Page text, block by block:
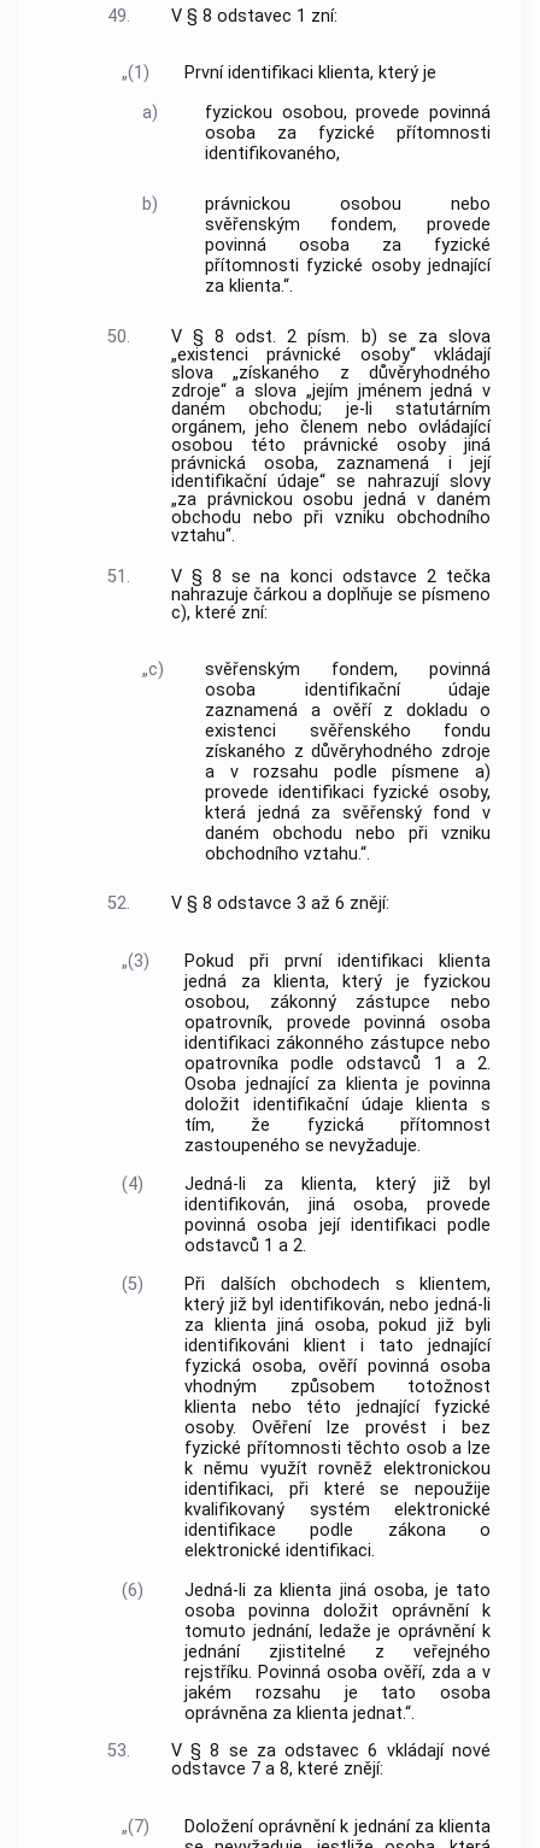
49.
V § 8 odstavec 1 zní:
„(1)
První identifikaci klienta, který je
a)
fyzickou osobou, provede povinná
osoba za fyzické přítomnosti
identifikovaného,
b)
právnickou osobou nebo
svěřenským fondem, provede
povinná osoba za fyzické
přítomnosti fyzické osoby jednající
za klienta.“.
50.
V § 8 odst. 2 písm. b) se za slova
„existenci právnické osoby“ vkládají
slova „získaného z důvěryhodného
zdroje“ a slova „jejím jménem jedná v
daném obchodu; je-li statutárním
orgánem, jeho členem nebo ovládající
osobou této právnické osoby jiná
právnická osoba, zaznamená i její
identifikační údaje“ se nahrazují slovy
„za právnickou osobu jedná v daném
obchodu nebo při vzniku obchodního
vztahu“.
51.
V § 8 se na konci odstavce 2 tečka
nahrazuje čárkou a doplňuje se písmeno
c), které zní:
„c)
svěřenským fondem, povinná
osoba identifikační údaje
zaznamená a ověří z dokladu o
existenci svěřenského fondu
získaného z důvěryhodného zdroje
a v rozsahu podle písmene a)
provede identifikaci fyzické osoby,
která jedná za svěřenský fond v
daném obchodu nebo při vzniku
obchodního vztahu.“.
52. V § 8 odstavce 3 až 6 znějí:
„(3)
Pokud při první identifikaci klienta
jedná za klienta, který je fyzickou
osobou, zákonný zástupce nebo
opatrovník, provede povinná osoba
identifikaci zákonného zástupce nebo
opatrovníka podle odstavců 1 a 2.
Osoba jednající za klienta je povinna
doložit identifikační údaje klienta s
tím, že fyzická přítomnost
zastoupeného se nevyžaduje.
(4)
Jedná-li za klienta, který již byl
identifikován, jiná osoba, provede
povinná osoba její identifikaci podle
odstavců 1 a 2.
(5)
Při dalších obchodech s klientem,
který již byl identifikován, nebo jedná-li
za klienta jiná osoba, pokud již byli
identifikováni klient i tato jednající
fyzická osoba, ověří povinná osoba
vhodným způsobem totožnost
klienta nebo této jednající fyzické
osoby. Ověření lze provést i bez
fyzické přítomnosti těchto osob a lze
k němu využít rovněž elektronickou
identifikaci, při které se nepoužije
kvalifikovaný systém elektronické
identifikace podle zákona o
elektronické identifikaci.
(6)
Jedná-li za klienta jiná osoba, je tato
osoba povinna doložit oprávnění k
tomuto jednání, ledaže je oprávnění k
jednání zjistitelné z veřejného
rejstříku. Povinná osoba ověří, zda a v
jakém rozsahu je tato osoba
oprávněna za klienta jednat.“.
53.
V § 8 se za odstavec 6 vkládají nové
odstavce 7 a 8, které znějí:
„(7)
Doložení oprávnění k jednání za klienta